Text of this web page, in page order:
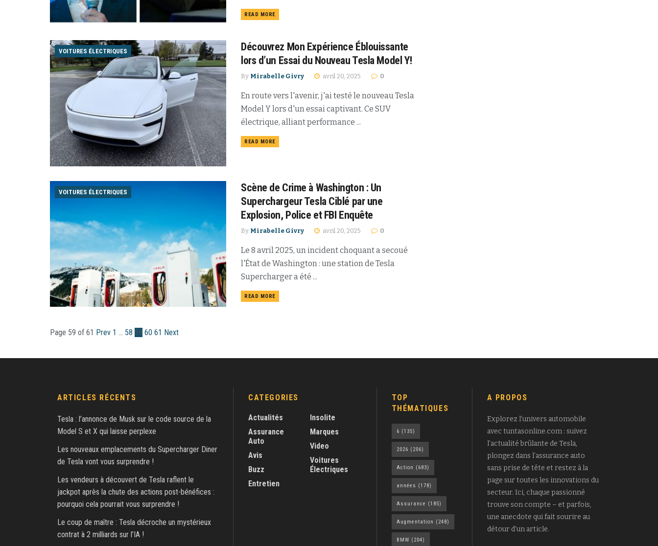
READ MORE
VOITURES ÉLECTRIQUES
Découvrez Mon Expérience Éblouissante
lors d’un Essai du Nouveau Tesla Model Y!
By Mirabelle Givry avril 20, 2025 0
En route vers l'avenir, j'ai testé le nouveau Tesla
Model Y lors d'un essai captivant. Ce SUV
électrique, alliant performance ...
READ MORE
VOITURES ÉLECTRIQUES
Scène de Crime à Washington : Un
Superchargeur Tesla Ciblé par une
Explosion, Police et FBI Enquête
By Mirabelle Givry avril 20, 2025 0
Le 8 avril 2025, un incident choquant a secoué
l'État de Washington : une station de Tesla
Supercharger a été ...
READ MORE
Page 59 of 61 Prev 1 … 58 59 60 61 Next
ARTICLES RÉCENTS
Tesla : l’annonce de Musk sur le code source de la
Model S et X qui laisse perplexe
Les nouveaux emplacements du Supercharger Diner
de Tesla vont vous surprendre !
Les vendeurs à découvert de Tesla raflent le
jackpot après la chute des actions post-bénéfices :
pourquoi cela pourrait vous surprendre !
Le coup de maître : Tesla décroche un mystérieux
contrat à 2 milliards sur l’IA !
CATEGORIES
Actualités
Assurance
Auto
Avis
Buzz
Entretien
Insolite
Marques
Video
Voitures
Électriques
TOP
THÉMATIQUES
6 (135)
2026 (206)
Action (683)
années (178)
Assurance (185)
Augmentation (248)
BMW (204)
A PROPOS
Explorez l’univers automobile
avec tuntasonline.com : suivez
l’actualité brûlante de Tesla,
plongez dans l’assurance auto
sans prise de tête et restez à la
page sur toutes les innovations du
secteur. Ici, chaque passionné
trouve son compte – et parfois,
une anecdote qui fait sourire au
détour d’un article.